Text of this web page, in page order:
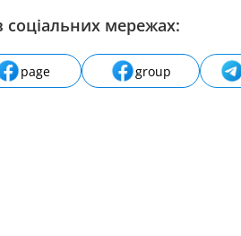
мережах:
page group